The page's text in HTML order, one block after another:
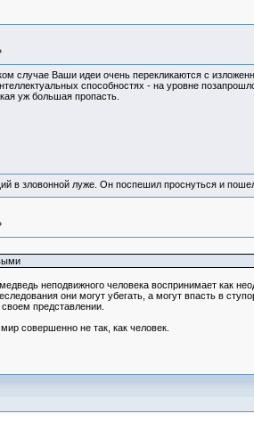
случае Ваши идеи очень перекликаются с
способностях - на уровне
уж большая пропасть.
в зловонной луже. Он поспешил проснуться и
неподвижного человека воспринимает как
они могут убегать, а могут впасть в
представлении.
совершенно не так, как человек.